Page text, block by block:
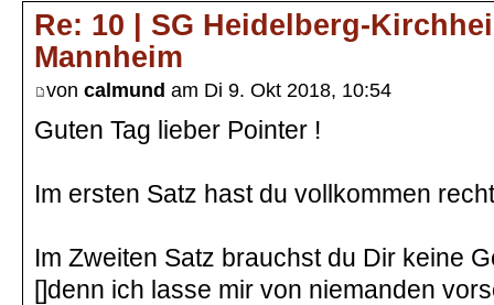
Re: 10 | SG Heidelberg-
Mannheim
von calmund am Di 9. Okt 2018, 10:54
Guten Tag lieber Pointer !
Im ersten Satz hast du vollkommen
Im Zweiten Satz brauchst du Dir keine
[]denn ich lasse mir von niemanden